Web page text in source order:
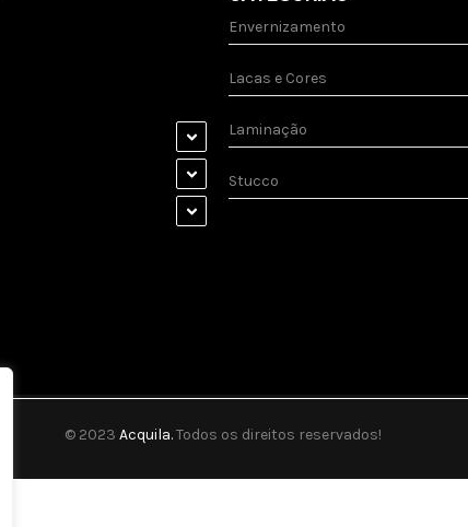
Envernizamento
Lacas e Cores
Laminação
Stucco
© 2023 Acquila.Todos os direitos reservados!